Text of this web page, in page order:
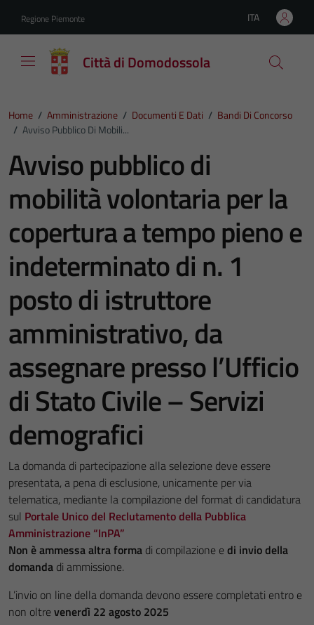
Regione Piemonte Lingua attiva:
ITA
Città di Domodossola
Home / Amministrazione / Documenti E Dati / Bandi Di Concorso
/ Avviso Pubblico Di Mobili...
Avviso pubblico di
mobilità volontaria per la
copertura a tempo pieno e
indeterminato di n. 1
posto di istruttore
amministrativo, da
assegnare presso l’Ufficio
di Stato Civile – Servizi
demografici
La domanda di partecipazione alla selezione deve essere
presentata, a pena di esclusione, unicamente per via
telematica, mediante la compilazione del format di candidatura
sul Portale Unico del Reclutamento della Pubblica
Amministrazione “InPA”
Non è ammessa altra forma di compilazione edi invio della
domanda di ammissione.
L’invio on line della domanda devono essere completati entro e
non oltrevenerdì 22 agosto 2025